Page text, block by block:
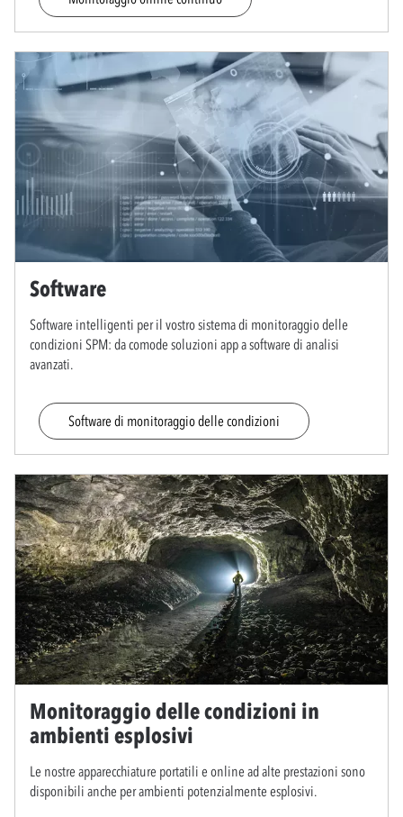
Software
Software intelligenti per il vostro sistema di monitoraggio delle
condizioni SPM: da comode soluzioni app a software di analisi
avanzati.
Software di monitoraggio delle condizioni
Monitoraggio delle condizioni in
ambienti esplosivi
Le nostre apparecchiature portatili e online ad alte prestazioni sono
disponibili anche per ambienti potenzialmente esplosivi.